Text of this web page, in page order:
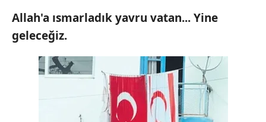
Allah'a ısmarladık yavru vatan... Yine
geleceğiz.